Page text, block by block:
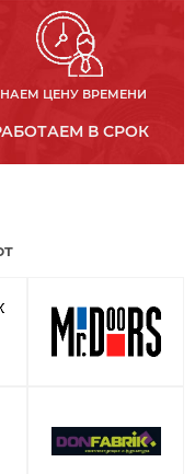
ЦЕНУ ВРЕМЕНИ
В СРОК